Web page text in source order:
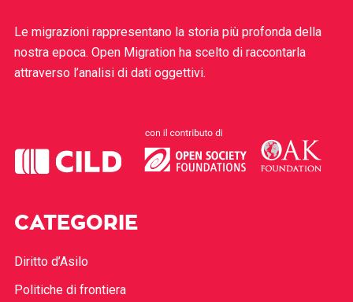
Le migrazioni rappresentano la storia più profonda della
nostra epoca. Open Migration ha scelto di raccontarla
attraverso l’analisi di dati oggettivi.
CATEGORIE
Diritto d’Asilo
Politiche di frontiera